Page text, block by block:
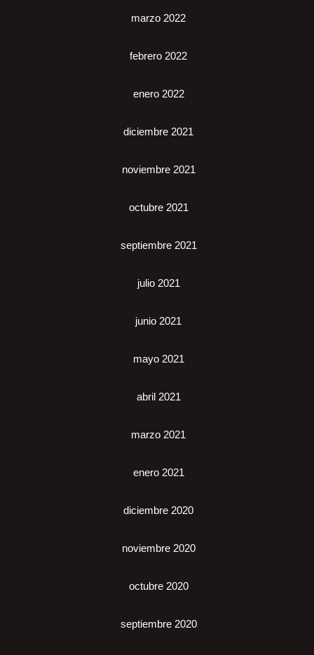
marzo 2022
febrero 2022
enero 2022
diciembre 2021
noviembre 2021
octubre 2021
septiembre 2021
julio 2021
junio 2021
mayo 2021
abril 2021
marzo 2021
enero 2021
diciembre 2020
noviembre 2020
octubre 2020
septiembre 2020